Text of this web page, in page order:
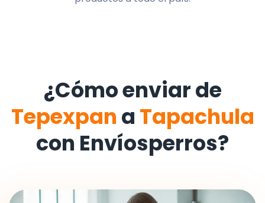
¿Cómo enviar de
Tepexpan a Tapachula
con Envíosperros?